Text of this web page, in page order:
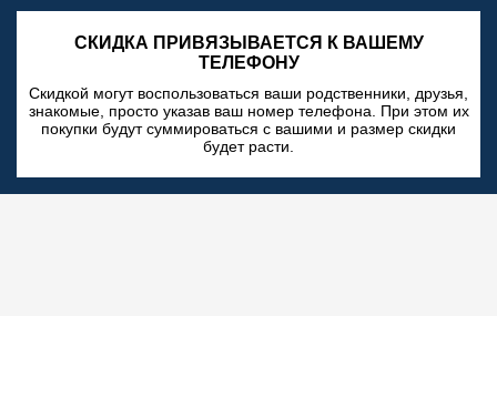
СКИДКА ПРИВЯЗЫВАЕТСЯ К ВАШЕМУ
ТЕЛЕФОНУ
Скидкой могут воспользоваться ваши родственники, друзья,
знакомые, просто указав ваш номер телефона. При этом их
покупки будут суммироваться с вашими и размер скидки
будет расти.